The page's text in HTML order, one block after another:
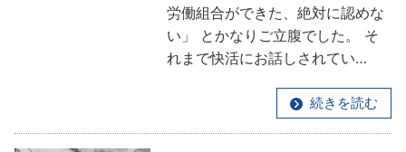
労働組合ができた、絶対に認めな
い」 とかなりご立腹でした。 そ
れまで快活にお話しされてい…
続きを読む